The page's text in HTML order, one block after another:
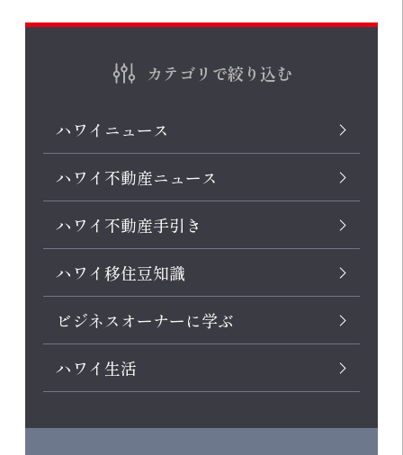
カテゴリで絞り込む
ハワイニュース
ハワイ不動産ニュース
ハワイ不動産手引き
ハワイ移住豆知識
ビジネスオーナーに学ぶ
ハワイ生活